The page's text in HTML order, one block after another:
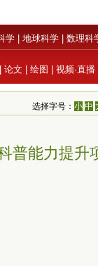
学 地球科学 数理科
论文 绘图 视频·直播
选择字号：小 中
普能力提升